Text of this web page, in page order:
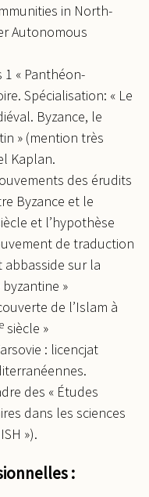
in North-
Autonomous
1 « Panthéon-
Spécialisation: « Le
Byzance, le
» (mention très
Kaplan.
des érudits
Byzance et le
et l’hypothèse
de traduction
abbasside sur la
»
de l’Islam à
e siècle »
: licencjat
des « Études
dans les sciences
»).
: